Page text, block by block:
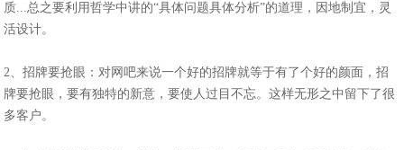
质...总之要利用哲学中讲的“具体问题具体分析”的道理，因地制宜，灵
活设计。
2、招牌要抢眼：对网吧来说一个好的招牌就等于有了个好的颜面，招
牌要抢眼，要有独特的新意，要使人过目不忘。这样无形之中留下了很
多客户。